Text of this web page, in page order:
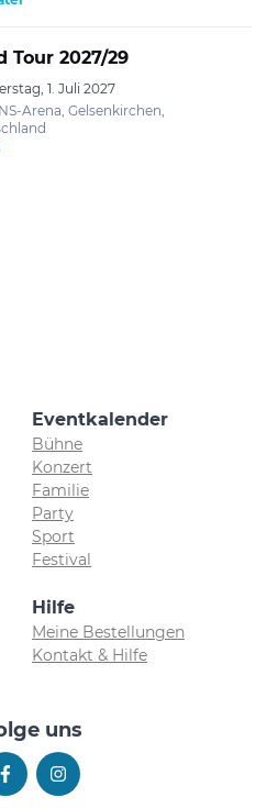
Tour 2027/29
1. Juli 2027
Arena, Gelsenkirchen,
Eventkalender
Bühne
Konzert
Familie
Party
Sport
Festival
Hilfe
Meine Bestellungen
Kontakt & Hilfe
uns